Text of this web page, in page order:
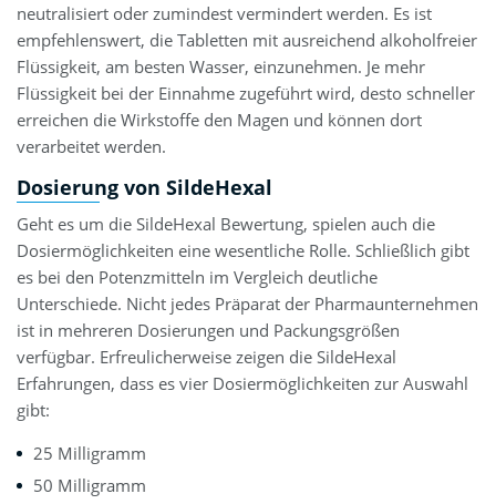
neutralisiert oder zumindest vermindert werden. Es ist
empfehlenswert, die Tabletten mit ausreichend alkoholfreier
Flüssigkeit, am besten Wasser, einzunehmen. Je mehr
Flüssigkeit bei der Einnahme zugeführt wird, desto schneller
erreichen die Wirkstoffe den Magen und können dort
verarbeitet werden.
Dosierung von SildeHexal
Geht es um die SildeHexal Bewertung, spielen auch die
Dosiermöglichkeiten eine wesentliche Rolle. Schließlich gibt
es bei den Potenzmitteln im Vergleich deutliche
Unterschiede. Nicht jedes Präparat der Pharmaunternehmen
ist in mehreren Dosierungen und Packungsgrößen
verfügbar. Erfreulicherweise zeigen die SildeHexal
Erfahrungen, dass es vier Dosiermöglichkeiten zur Auswahl
gibt:
25 Milligramm
50 Milligramm